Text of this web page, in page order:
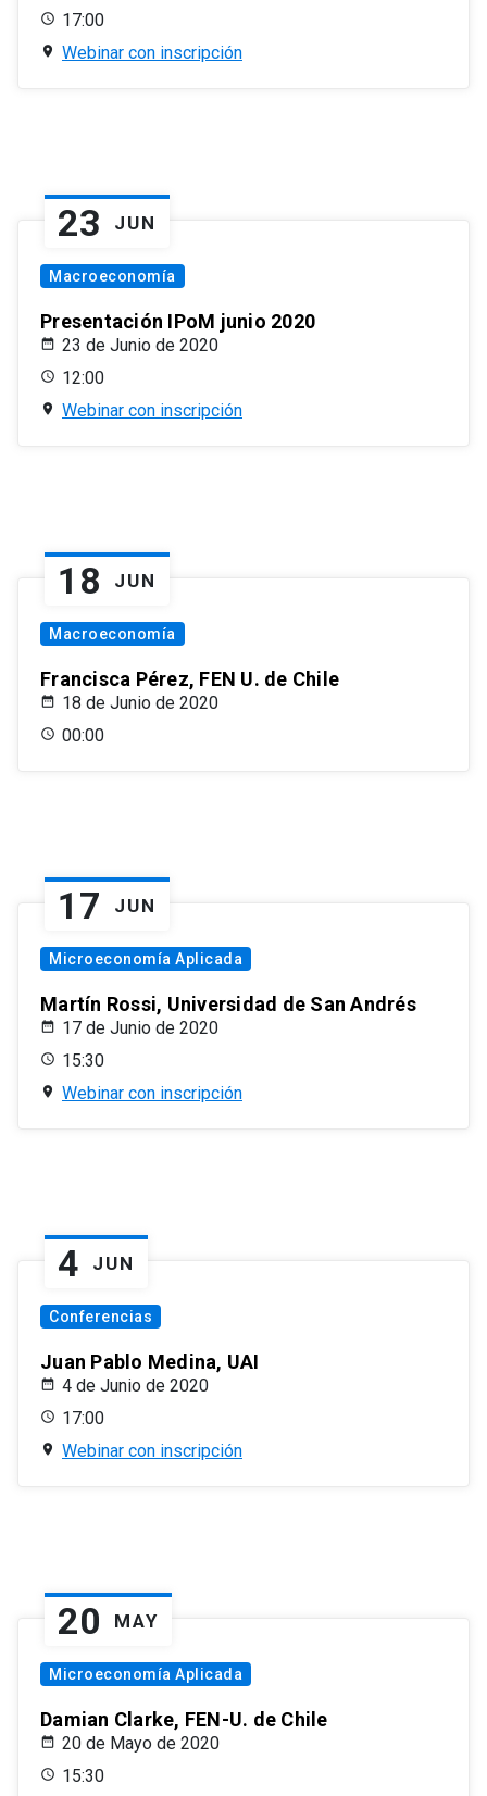
17:00
Webinar con inscripción
23 JUN
Macroeconomía
Presentación IPoM junio 2020
23 de Junio de 2020
12:00
Webinar con inscripción
18 JUN
Macroeconomía
Francisca Pérez, FEN U. de Chile
18 de Junio de 2020
00:00
17 JUN
Microeconomía Aplicada
Martín Rossi, Universidad de San Andrés
17 de Junio de 2020
15:30
Webinar con inscripción
4 JUN
Conferencias
Juan Pablo Medina, UAI
4 de Junio de 2020
17:00
Webinar con inscripción
20 MAY
Microeconomía Aplicada
Damian Clarke, FEN-U. de Chile
20 de Mayo de 2020
15:30